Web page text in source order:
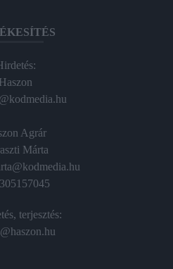
Haszon
Agrár
Márta
terjesztés: